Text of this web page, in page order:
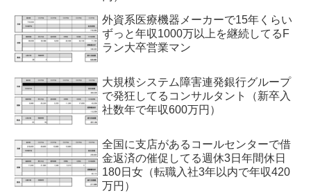
外資系医療機器メーカーで15年くらい
ずっと年収1000万以上を継続してるF
ラン大卒営業マン
大規模システム障害連発銀行グループ
で発狂してるコンサルタント（新卒入
社数年で年収600万円）
全国に支店があるコールセンターで借
金返済の催促してる週休3日年間休日
180日女（転職入社3年以内で年収420
万円）